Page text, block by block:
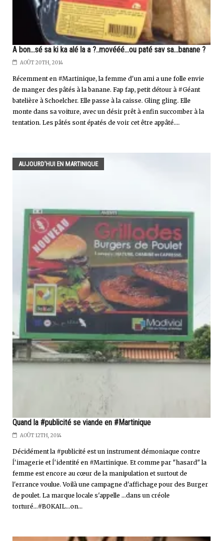
A bon...sé sa ki ka alé la a ?..movééé...ou paté sav sa...banane ?
AOÛT 20TH, 2014
Récemment en #Martinique, la femme d'un ami a une folle envie
de manger des pâtés à la banane. Fap fap, petit détour à #Géant
batelière à Schoelcher. Elle passe à la caisse. Gling gling. Elle
monte dans sa voiture, avec un désir prêt à enfin succomber à la
tentation. Les pâtés sont épatés de voir cet être appâté....
AUJOURD'HUI EN MARTINIQUE
Quand la #publicité se viande en #Martinique
AOÛT 12TH, 2014
Décidément la #publicité est un instrument démoniaque contre
ĺ'imagerie et ĺ'identité en #Martinique. Et comme par "hasard" la
femme est encore au cœur de la manipulation et surtout de
l'errance voulue. Voilà une campagne d'affichage pour des Burger
de poulet. La marque locale s'appelle ...dans un créole
torturé...#BOKAIL...on...